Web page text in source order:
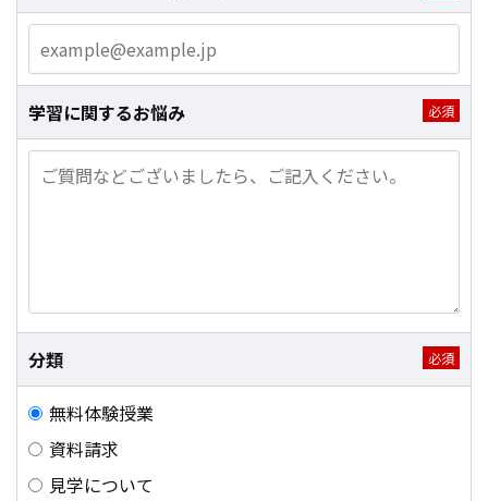
学習に関するお悩み
分類
無料体験授業
資料請求
見学について